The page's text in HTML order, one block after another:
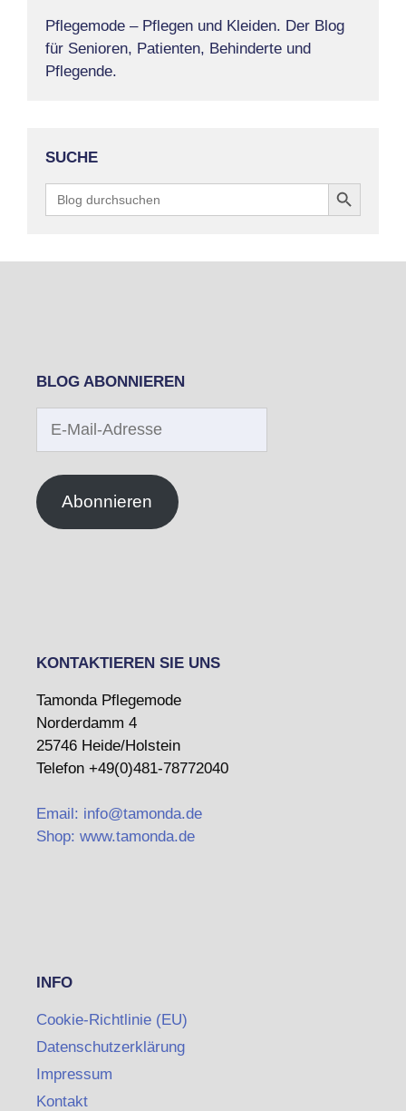
Pflegemode – Pflegen und Kleiden. Der Blog
für Senioren, Patienten, Behinderte und
Pflegende.
SUCHE
Search
for:
Search Button
BLOG ABONNIEREN
Mail-
Abonnieren
KONTAKTIEREN SIE UNS
Tamonda Pflegemode
Norderdamm 4
25746 Heide/Holstein
Telefon +49(0)481-78772040
Email: info@tamonda.de
Shop: www.tamonda.de
INFO
Cookie-Richtlinie (EU)
Datenschutzerklärung
Impressum
Kontakt